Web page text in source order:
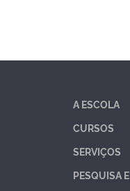
A ESCOLA
CURSOS
SERVIÇOS
PESQUISA